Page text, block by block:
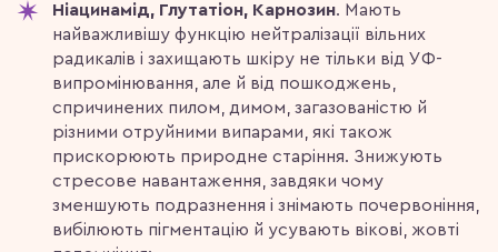
Ніацинамід, Глутатіон, Карнозин. Мають
найважливішу функцію нейтралізації вільних
радикалів і захищають шкіру не тільки від УФ-
випромінювання, але й від пошкоджень,
спричинених пилом, димом, загазованістю й
різними отруйними випарами, які також
прискорюють природне старіння. Знижують
стресове навантаження, завдяки чому
зменшують подразнення і знімають почервоніння,
вибілюють пігментацію й усувають вікові, жовті